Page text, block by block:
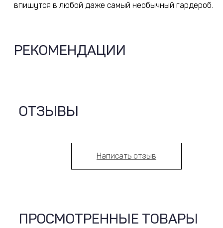
впишутся в любой даже самый необычный гардероб.
РЕКОМЕНДАЦИИ
ОТЗЫВЫ
Написать отзыв
ПРОСМОТРЕННЫЕ ТОВАРЫ